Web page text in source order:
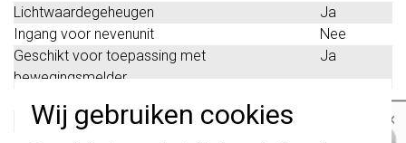
Wij gebruiken cookies
Lichtwaardegeheugen
Ja
Ingang voor nevenunit
Nee
Geschikt voor toepassing met
bewegingsmelder
Ja
Geschikt voor toepassing met IR-drukker
×